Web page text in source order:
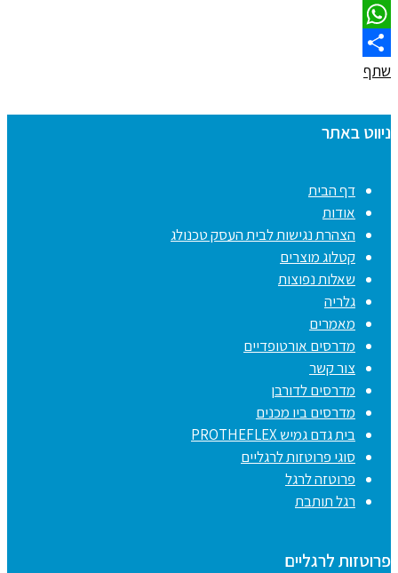
Email
WhatsApp
שתף
ניווט באתר
דף הבית
אודות
הצהרת נגישות לבית העסק טכנולג
קטלוג מוצרים
שאלות נפוצות
גלריה
מאמרים
מדרסים אורטופדיים
צור קשר
מדרסים לדורבן
מדרסים ביו מכנים
בית גדם גמיש PROTHEFLEX
סוגי פרוטזות לרגליים
פרוטזה לרגל
רגל תותבת
פרוטזות לרגליים